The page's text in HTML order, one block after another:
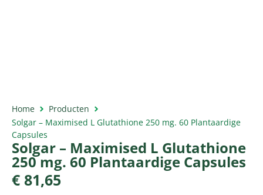
Home
Producten
Solgar – Maximised L Glutathione 250 mg. 60 Plantaardige
Capsules
Solgar – Maximised L Glutathione
250 mg. 60 Plantaardige Capsules
€ 81,65